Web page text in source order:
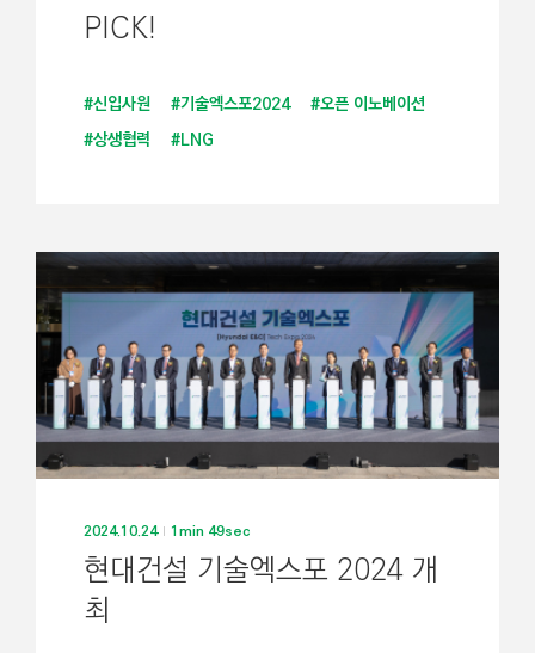
PICK!
#신입사원 #기술엑스포2024
#오픈 이노베이션
#상생협력
#LNG
2024.10.24 1min 49sec
현대건설 기술엑스포 2024 개
최